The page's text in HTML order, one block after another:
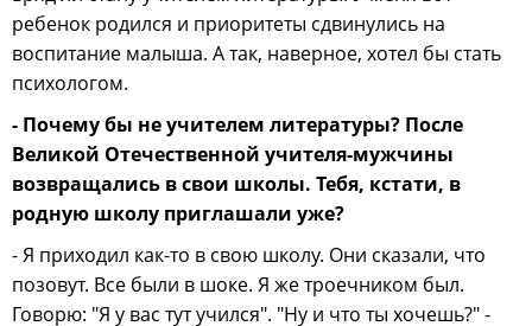
ребенок родился и приоритеты сдвинулись на
воспитание малыша. А так, наверное, хотел бы стать
психологом.
- Почему бы не учителем литературы? После
Великой Отечественной учителя-мужчины
возвращались в свои школы. Тебя, кстати, в
родную школу приглашали уже?
- Я приходил как-то в свою школу. Они сказали, что
позовут. Все были в шоке. Я же троечником был.
Говорю: "Я у вас тут учился". "Ну и что ты хочешь?" -